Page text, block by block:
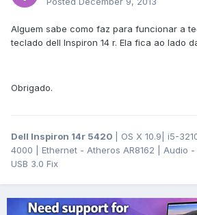
Alguem sabe como faz para funcionar a
teclado dell Inspiron 14 r. Ela fica ao lado
Obrigado.
Dell Inspiron 14r 5420
| OS X 10.9| i5-
4000 | Ethernet - Atheros AR8162 | Audio -
USB 3.0 Fix